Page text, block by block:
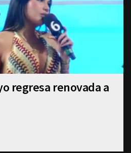
regresa renovada a